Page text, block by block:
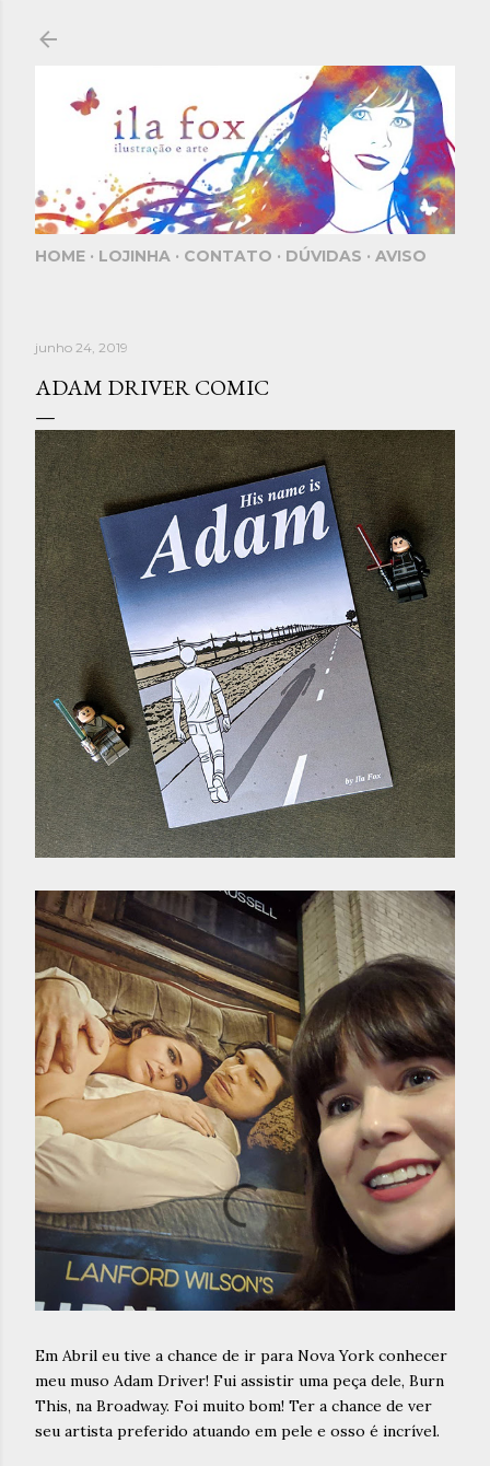
HOME LOJINHA CONTATO DÚVIDAS AVISO
junho 24, 2019
ADAM DRIVER COMIC
Em Abril eu tive a chance de ir para Nova York conhecer
meu muso Adam Driver! Fui assistir uma peça dele, Burn
This, na Broadway. Foi muito bom! Ter a chance de ver
seu artista preferido atuando em pele e osso é incrível.